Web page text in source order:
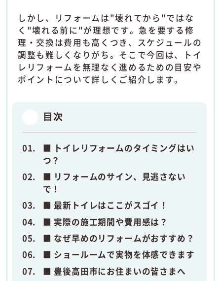
しかし、リフォームは"壊れてから"ではな
く"壊れる前に"が理想です。急を要する修
理・交換は費用も高くつき、スケジュールの
調整も難しくなりがち。そこで今回は、トイ
レリフォームを無理なく進めるための目安や
ポイントについて詳しくご紹介します。
目次
■ トイレリフォームのタイミングはい
つ？
■ リフォームのサイン、見逃さない
で！
■ 最新トイレはここがスゴイ！
■ 実際の施工期間や費用感は？
■ なぜ早めのリフォームがおすすめ？
■ ショールームで実物を体感できます
■ 豊後高田市にお住まいの皆さまへ